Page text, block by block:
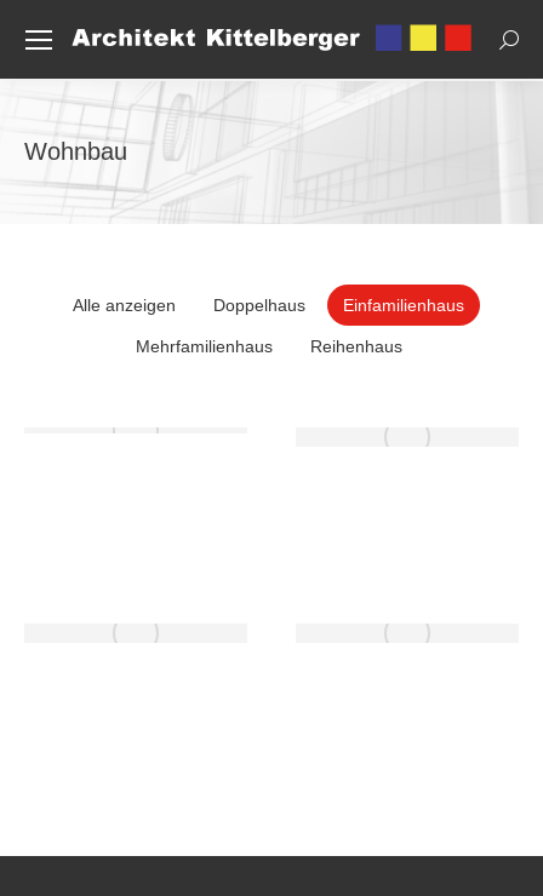
Wohnbau
Alle anzeigen Doppelhaus Einfamilienhaus
Mehrfamilienhaus Reihenhaus